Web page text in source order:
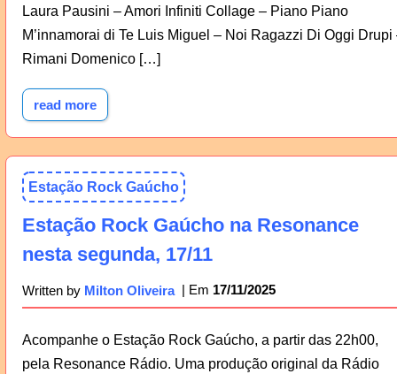
Laura Pausini – Amori Infiniti Collage – Piano Piano
M’innamorai di Te Luis Miguel – Noi Ragazzi Di Oggi Drupi
Rimani Domenico […]
read more
Estação Rock Gaúcho
Estação Rock Gaúcho na Resonance
nesta segunda, 17/11
Written by Milton Oliveira 17/11/2025
Acompanhe o Estação Rock Gaúcho, a partir das 22h00,
pela Resonance Rádio. Uma produção original da Rádio